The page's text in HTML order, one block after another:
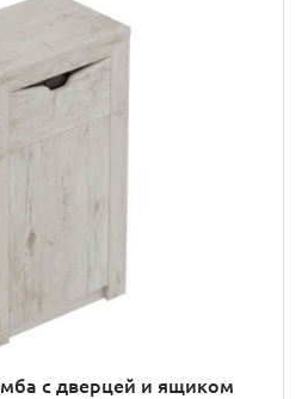
с дверцей и ящиком